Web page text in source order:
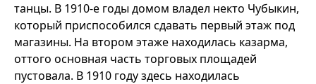
танцы. В 1910-е годы домом владел некто Чубыкин,
который приспособился сдавать первый этаж под
магазины. На втором этаже находилась казарма,
оттого основная часть торговых площадей
пустовала. В 1910 году здесь находилась